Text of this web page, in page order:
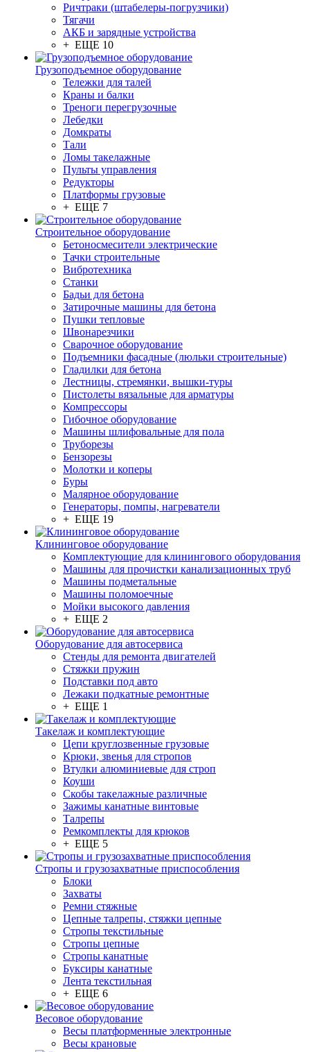
Ричтраки (штабелеры-погрузчики)
Тягачи
АКБ и зарядные устройства
+ ЕЩЕ 10
Грузоподъемное оборудование
Тележки для талей
Краны и балки
Треноги перегрузочные
Лебедки
Домкраты
Тали
Ломы такелажные
Пульты управления
Редукторы
Платформы грузовые
+ ЕЩЕ 7
Строительное оборудование
Бетоносмесители электрические
Тачки строительные
Вибротехника
Станки
Бадьи для бетона
Затирочные машины для бетона
Пушки тепловые
Швонарезчики
Сварочное оборудование
Подъемники фасадные (люльки строительные)
Гладилки для бетона
Лестницы, стремянки, вышки-туры
Пистолеты вязальные для арматуры
Компрессоры
Гибочное оборудование
Машины шлифовальные для пола
Труборезы
Бензорезы
Молотки и коперы
Буры
Малярное оборудование
Генераторы, помпы, нагреватели
+ ЕЩЕ 19
Клининговое оборудование
Комплектующие для клинингового оборудования
Машины для прочистки канализационных труб
Машины подметальные
Машины поломоечные
Мойки высокого давления
+ ЕЩЕ 2
Оборудование для автосервиса
Стенды для ремонта двигателей
Стяжки пружин
Подставки под авто
Лежаки подкатные ремонтные
+ ЕЩЕ 1
Такелаж и комплектующие
Цепи круглозвенные грузовые
Крюки, звенья для стропов
Втулки алюминиевые для строп
Коуши
Скобы такелажные различные
Зажимы канатные винтовые
Талрепы
Ремкомплекты для крюков
+ ЕЩЕ 5
Стропы и грузозахватные приспособления
Блоки
Захваты
Ремни стяжные
Цепные талрепы, стяжки цепные
Стропы текстильные
Стропы цепные
Стропы канатные
Буксиры канатные
Лента текстильная
+ ЕЩЕ 6
Весовое оборудование
Весы платформенные электронные
Весы крановые